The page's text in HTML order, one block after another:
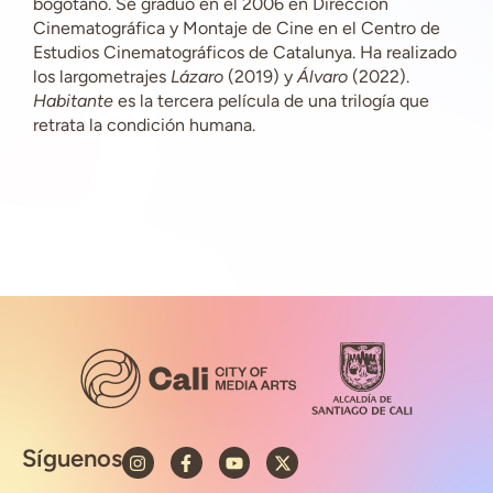
Cinematográfica y Montaje de Cine en el Centro de
Estudios Cinematográficos de Catalunya. Ha realizado
los largometrajes Lázaro (2019) yÁlvaro (2022).
Habitante es la tercera película de una trilogía que
retrata la condición humana.
Síguenos